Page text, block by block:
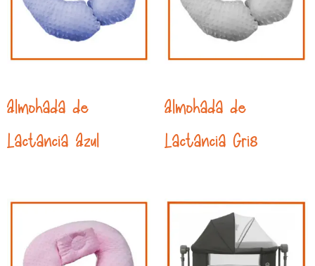
Almohada de
Lactancia Azul
Almohada de
Lactancia Gris